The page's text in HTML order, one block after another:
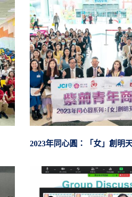
2023年同心圓：「女」創明